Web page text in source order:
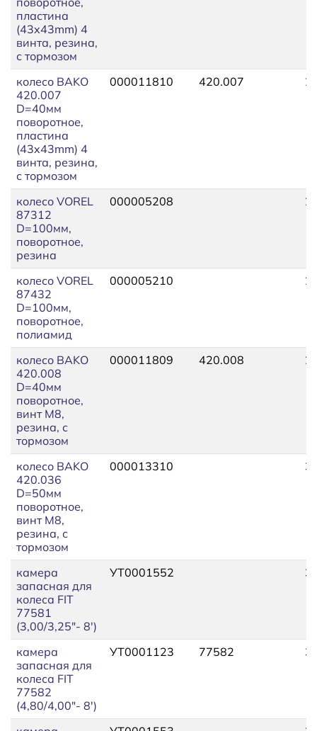
пластина
(43x43mm) 4
винта, резина,
с тормозом
колесо BAKO
420.007
D=40мм
поворотное,
пластина
(43x43mm) 4
винта, резина,
с тормозом
000011810 420.007
колесо VOREL
87312
D=100мм,
поворотное,
резина
000005208
колесо VOREL
87432
D=100мм,
поворотное,
полиамид
000005210
колесо BAKO
420.008
D=40мм
поворотное,
винт М8,
резина, с
тормозом
000011809 420.008
колесо BAKO
420.036
D=50мм
поворотное,
винт М8,
резина, с
тормозом
000013310
камера
запасная для
колеса FIT
77581
(3,00/3,25"- 8')
УТ0001552
камера
запасная для
колеса FIT
77582
(4,80/4,00"- 8')
УТ0001123 77582